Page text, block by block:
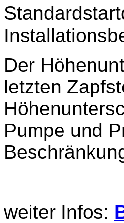
Der
letzten
Pumpe und
weiter Infos: